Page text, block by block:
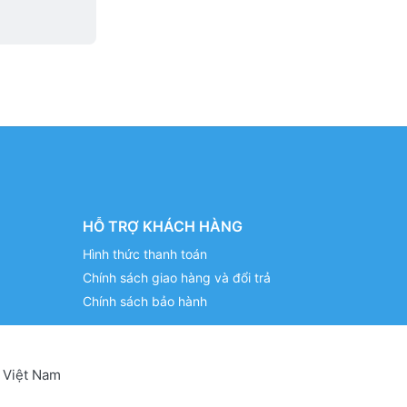
HỖ TRỢ KHÁCH HÀNG
Hình thức thanh toán
Chính sách giao hàng và đổi trả
Chính sách bảo hành
Nam